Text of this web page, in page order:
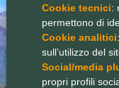
Cookie tecnici:
permettono di
Cookie analitici
sull’utilizzo del
Social/media
propri profili